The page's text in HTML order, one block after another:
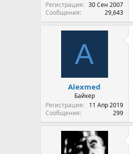
Регистрация
30 Сен 2007
Сообщения
29,643
A
Alexmed
Байкер
Регистрация
11 Апр 2019
Сообщения
299